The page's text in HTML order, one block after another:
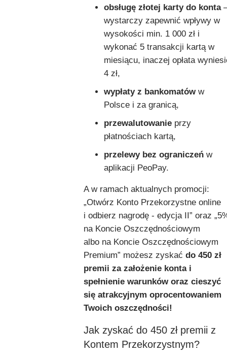
obsługę złotej karty do konta
wystarczy zapewnić wpływy w
wysokości min. 1 000 zł i
wykonać 5 transakcji kartą w
miesiącu, inaczej opłata
4 zł,
wypłaty z bankomatów w
Polsce i za granicą,
przewalutowanie przy
płatnościach kartą,
przelewy bez ograniczeń w
aplikacji PeoPay.
A w ramach aktualnych promocji:
„Otwórz Konto Przekorzystne online
i odbierz nagrodę - edycja II” oraz
na Koncie Oszczędnościowym
albo na Koncie Oszczędnościowym
Premium” możesz zyskać do 450 zł
premii za założenie konta i
spełnienie warunków oraz cieszyć
się atrakcyjnym oprocentowaniem
Twoich oszczędności!
Jak zyskać do 450 zł premii z
Kontem Przekorzystnym?